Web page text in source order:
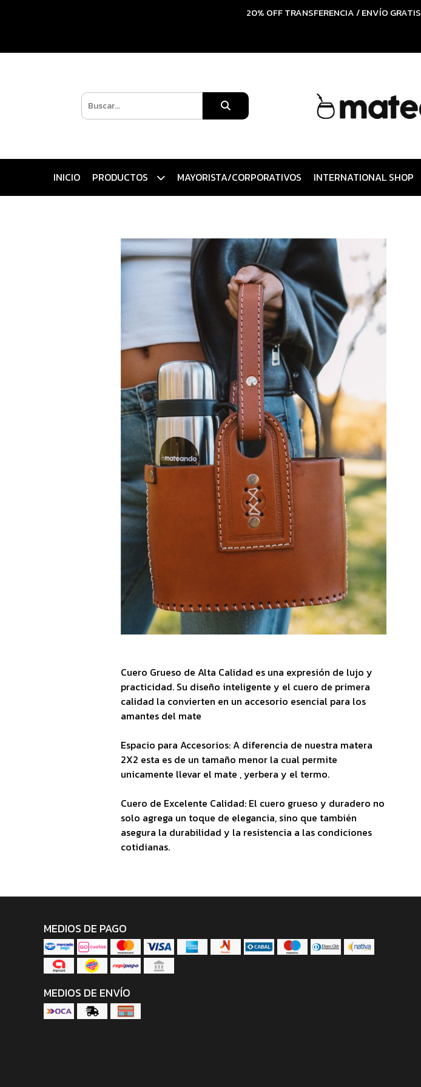
20% OFF TRANSFERENCIA / ENVÍO
INICIO PRODUCTOS MAYORISTA/CORPORATIVOS INTERNATIONAL SHOP
Cuero Grueso de Alta Calidad es una expresión de lujo y
practicidad. Su diseño inteligente y el cuero de primera
calidad la convierten en un accesorio esencial para los
amantes del mate
Espacio para Accesorios: A diferencia de nuestra matera
2X2 esta es de un tamaño menor la cual permite
unicamente llevar el mate , yerbera y el termo.
Cuero de Excelente Calidad: El cuero grueso y duradero no
solo agrega un toque de elegancia, sino que también
asegura la durabilidad y la resistencia a las condiciones
cotidianas.
MEDIOS DE PAGO
MEDIOS DE ENVÍO